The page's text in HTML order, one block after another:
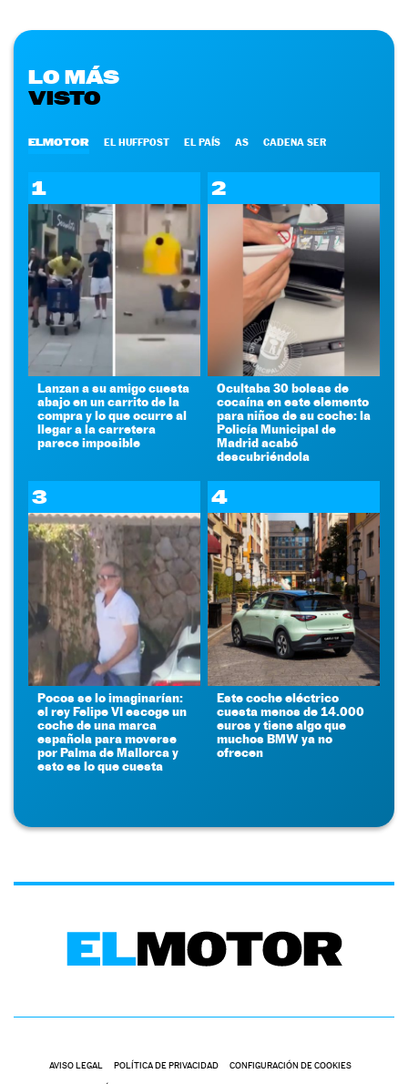
LO MÁS
VISTO
ELMOTOR EL HUFFPOST EL PAÍS AS CADENA SER
1
Lanzan a su amigo cuesta
abajo en un carrito de la
compra y lo que ocurre al
llegar a la carretera
parece imposible
2
Ocultaba 30 bolsas de
cocaína en este elemento
para niños de su coche: la
Policía Municipal de
Madrid acabó
descubriéndola
3
Pocos se lo imaginarían:
el rey Felipe VI escoge un
coche de una marca
española para moverse
por Palma de Mallorca y
esto es lo que cuesta
4
Este coche eléctrico
cuesta menos de 14.000
euros y tiene algo que
muchos BMW ya no
ofrecen
AVISO LEGAL POLÍTICA DE PRIVACIDAD CONFIGURACIÓN DE COOKIES